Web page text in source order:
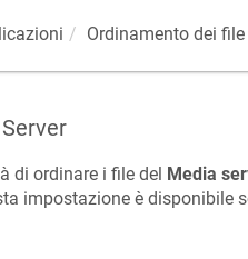
Ordinamento dei
di ordinare i file del Media
impostazione è disponibile